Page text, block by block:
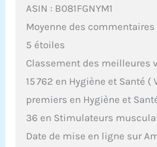
ASIN : B081FGNYM1
Moyenne des commentaires
5 étoiles
Classement des meilleures
15 762 en Hygiène et Santé (
premiers en Hygiène et
36 en Stimulateurs
Date de mise en ligne sur